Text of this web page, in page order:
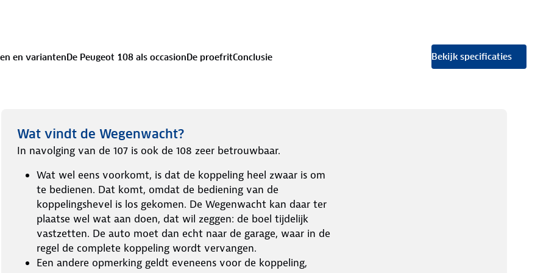
en variantenDe Peugeot 108 als occasionDe proefritConclusie Bekijk specificaties
Wat vindt de Wegenwacht?
In navolging van de 107 is ook de 108 zeer betrouwbaar.
Wat wel eens voorkomt, is dat de koppeling heel zwaar is om
te bedienen. Dat komt, omdat de bediening van de
koppelingshevel is los gekomen. De Wegenwacht kan daar ter
plaatse wel wat aan doen, dat wil zeggen: de boel tijdelijk
vastzetten. De auto moet dan echt naar de garage, waar in de
regel de complete koppeling wordt vervangen.
Een andere opmerking geldt eveneens voor de koppeling,